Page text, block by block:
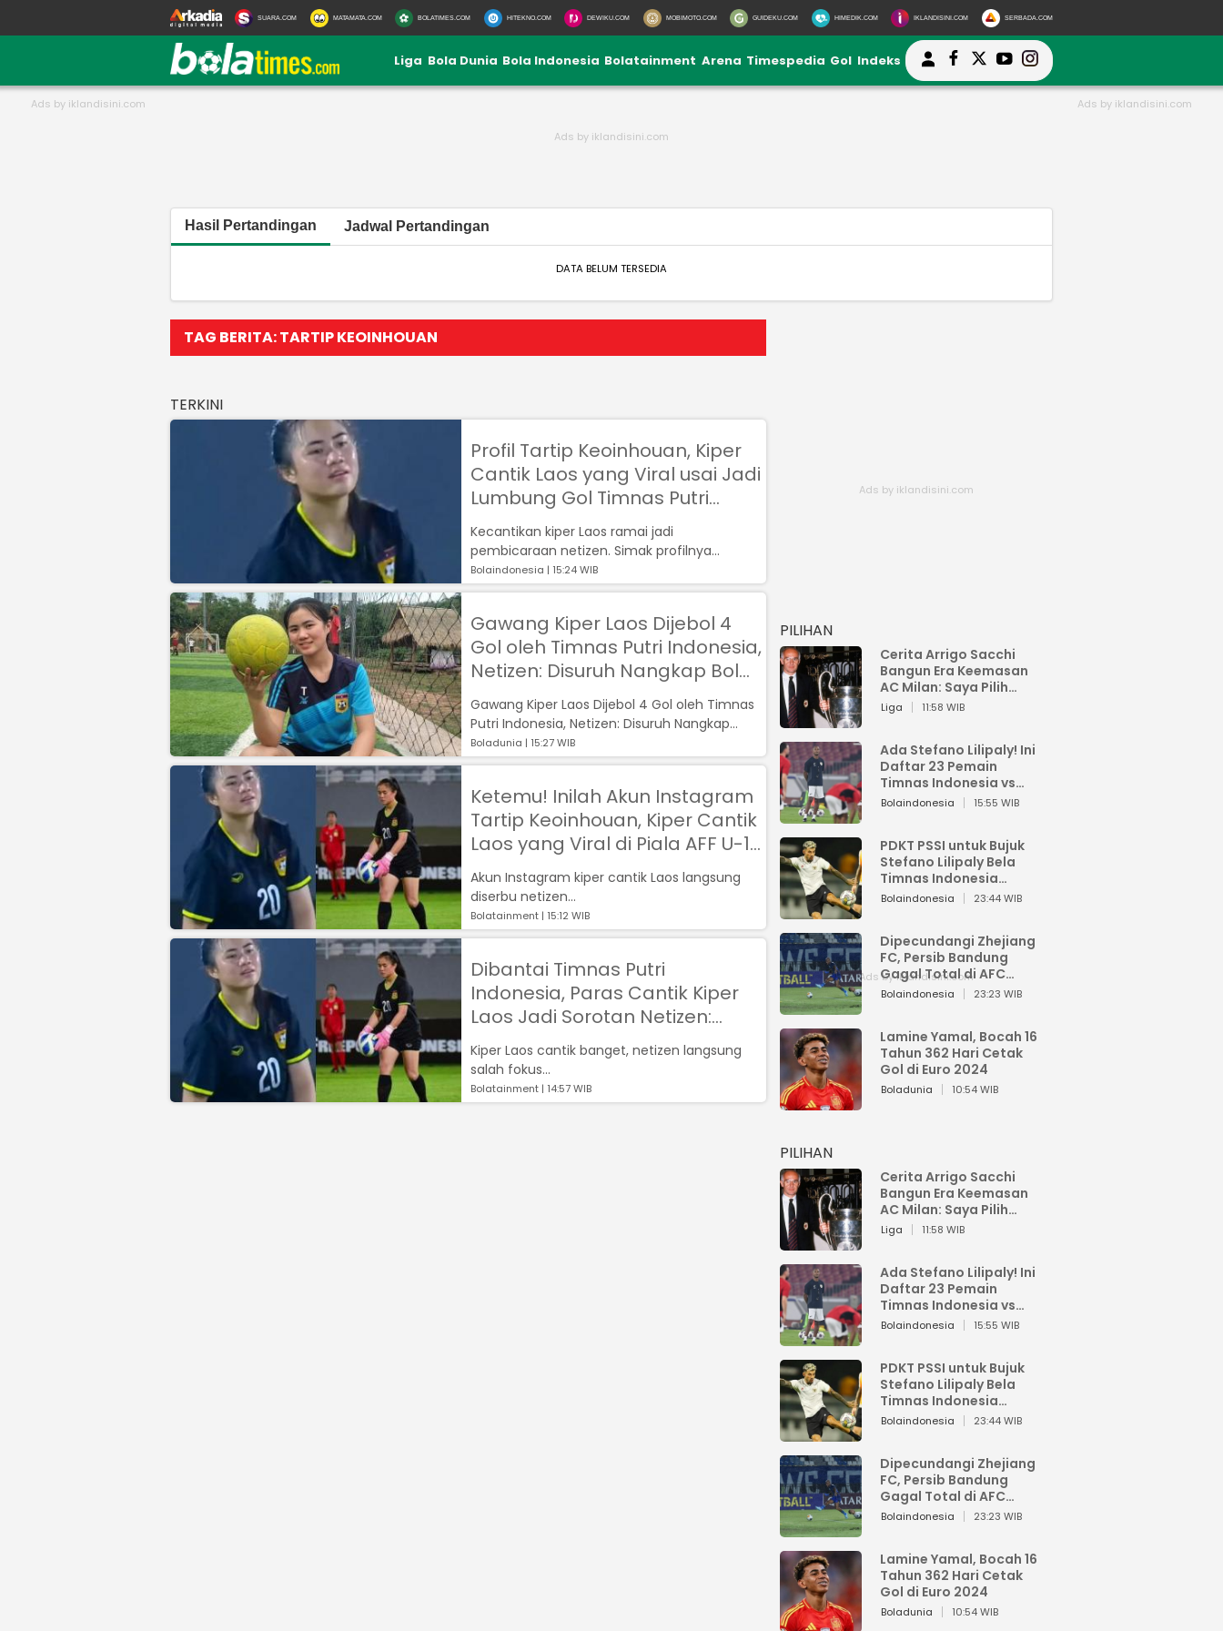
SUARA.COM MATAMATA.COM BOLATIMES.COM HITEKNO.COM DEWIKU.COM MOBIMOTO.COM GUIDEKU.COM HIMEDIK.COM IKLANDISINI.COM SERBADA.COM
Liga Bola Dunia Bola Indonesia Bolatainment Arena Timespedia Gol Indeks
Hasil Pertandingan Jadwal Pertandingan
DATA BELUM TERSEDIA
TAG BERITA: TARTIP KEOINHOUAN
TERKINI
Profil Tartip Keoinhouan, Kiper
Cantik Laos yang Viral usai Jadi
Lumbung Gol Timnas Putri
Indonesia U-19
Kecantikan kiper Laos ramai jadi
pembicaraan netizen. Simak profilnya...
Bolaindonesia | 15:24 WIB
Gawang Kiper Laos Dijebol 4
Gol oleh Timnas Putri Indonesia,
Netizen: Disuruh Nangkap Bola,
Malah Nangkep Hati Warga
+62
Gawang Kiper Laos Dijebol 4 Gol oleh Timnas
Putri Indonesia, Netizen: Disuruh Nangkap
Bola, Malah Nangkep Hati Warga +62...
Boladunia | 15:27 WIB
Ketemu! Inilah Akun Instagram
Tartip Keoinhouan, Kiper Cantik
Laos yang Viral di Piala AFF U-19
Putri 2023
Akun Instagram kiper cantik Laos langsung
diserbu netizen...
Bolatainment | 15:12 WIB
Dibantai Timnas Putri
Indonesia, Paras Cantik Kiper
Laos Jadi Sorotan Netizen:
Gapapa, Bolanya yang Salah!
Kiper Laos cantik banget, netizen langsung
salah fokus...
Bolatainment | 14:57 WIB
PILIHAN
Cerita Arrigo Sacchi
Bangun Era Keemasan
AC Milan: Saya Pilih
Pemain dari Isi Otaknya
Liga 11:58 WIB
Ada Stefano Lilipaly! Ini
Daftar 23 Pemain
Timnas Indonesia vs
China
Bolaindonesia 15:55 WIB
PDKT PSSI untuk Bujuk
Stefano Lilipaly Bela
Timnas Indonesia
Berakhir Berantakan
Bolaindonesia 23:44 WIB
Dipecundangi Zhejiang
FC, Persib Bandung
Gagal Total di AFC
Champions League Two
Bolaindonesia 23:23 WIB
Lamine Yamal, Bocah 16
Tahun 362 Hari Cetak
Gol di Euro 2024
Boladunia 10:54 WIB
PILIHAN
Cerita Arrigo Sacchi
Bangun Era Keemasan
AC Milan: Saya Pilih
Pemain dari Isi Otaknya
Liga 11:58 WIB
Ada Stefano Lilipaly! Ini
Daftar 23 Pemain
Timnas Indonesia vs
China
Bolaindonesia 15:55 WIB
PDKT PSSI untuk Bujuk
Stefano Lilipaly Bela
Timnas Indonesia
Berakhir Berantakan
Bolaindonesia 23:44 WIB
Dipecundangi Zhejiang
FC, Persib Bandung
Gagal Total di AFC
Champions League Two
Bolaindonesia 23:23 WIB
Lamine Yamal, Bocah 16
Tahun 362 Hari Cetak
Gol di Euro 2024
Boladunia 10:54 WIB